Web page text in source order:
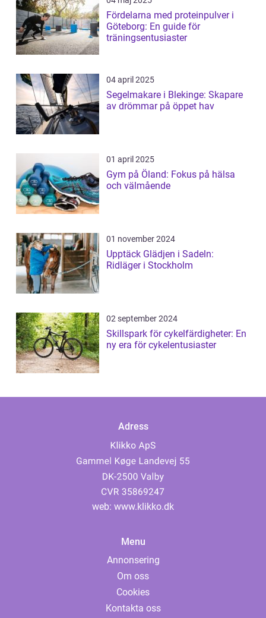
Fördelarna med proteinpulver i
Göteborg: En guide för
träningsentusiaster
04 april 2025
Segelmakare i Blekinge: Skapare
av drömmar på öppet hav
01 april 2025
Gym på Öland: Fokus på hälsa
och välmående
01 november 2024
Upptäck Glädjen i Sadeln:
Ridläger i Stockholm
02 september 2024
Skillspark för cykelfärdigheter: En
ny era för cykelentusiaster
Adress
web: www.klikko.dk
Menu
Annonsering
Om oss
Cookies
Kontakta oss